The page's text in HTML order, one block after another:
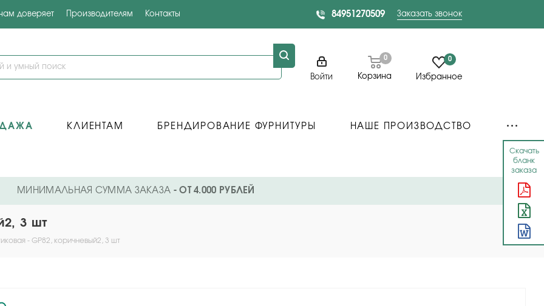
Скачать
бланк
заказа
доверяет Производителям Контакты 84951270509 Заказать звонок
Войти Корзина
0 0
Избранное
КЛИЕНТАМ БРЕНДИРОВАНИЕ ФУРНИТУРЫ НАШЕ ПРОИЗВОДСТВО
МИНИМАЛЬНАЯ СУММА ЗАКАЗА - ОТ 4.000 РУБЛЕЙ
3 шт
- GP82, коричневый2, 3 шт